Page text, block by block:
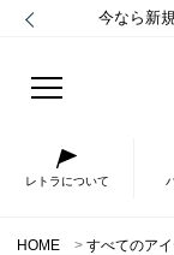
今なら新
レトラについて
HOME すべてのア